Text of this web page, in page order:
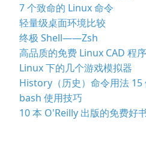
7 个致命的 Linux 命令
轻量级桌面环境比较
终极 Shell——Zsh
高品质的免费 Linux CAD 程序
Linux 下的几个游戏模拟器
History（历史）命令用法 15
bash 使用技巧
10 本 O'Reilly 出版的免费好